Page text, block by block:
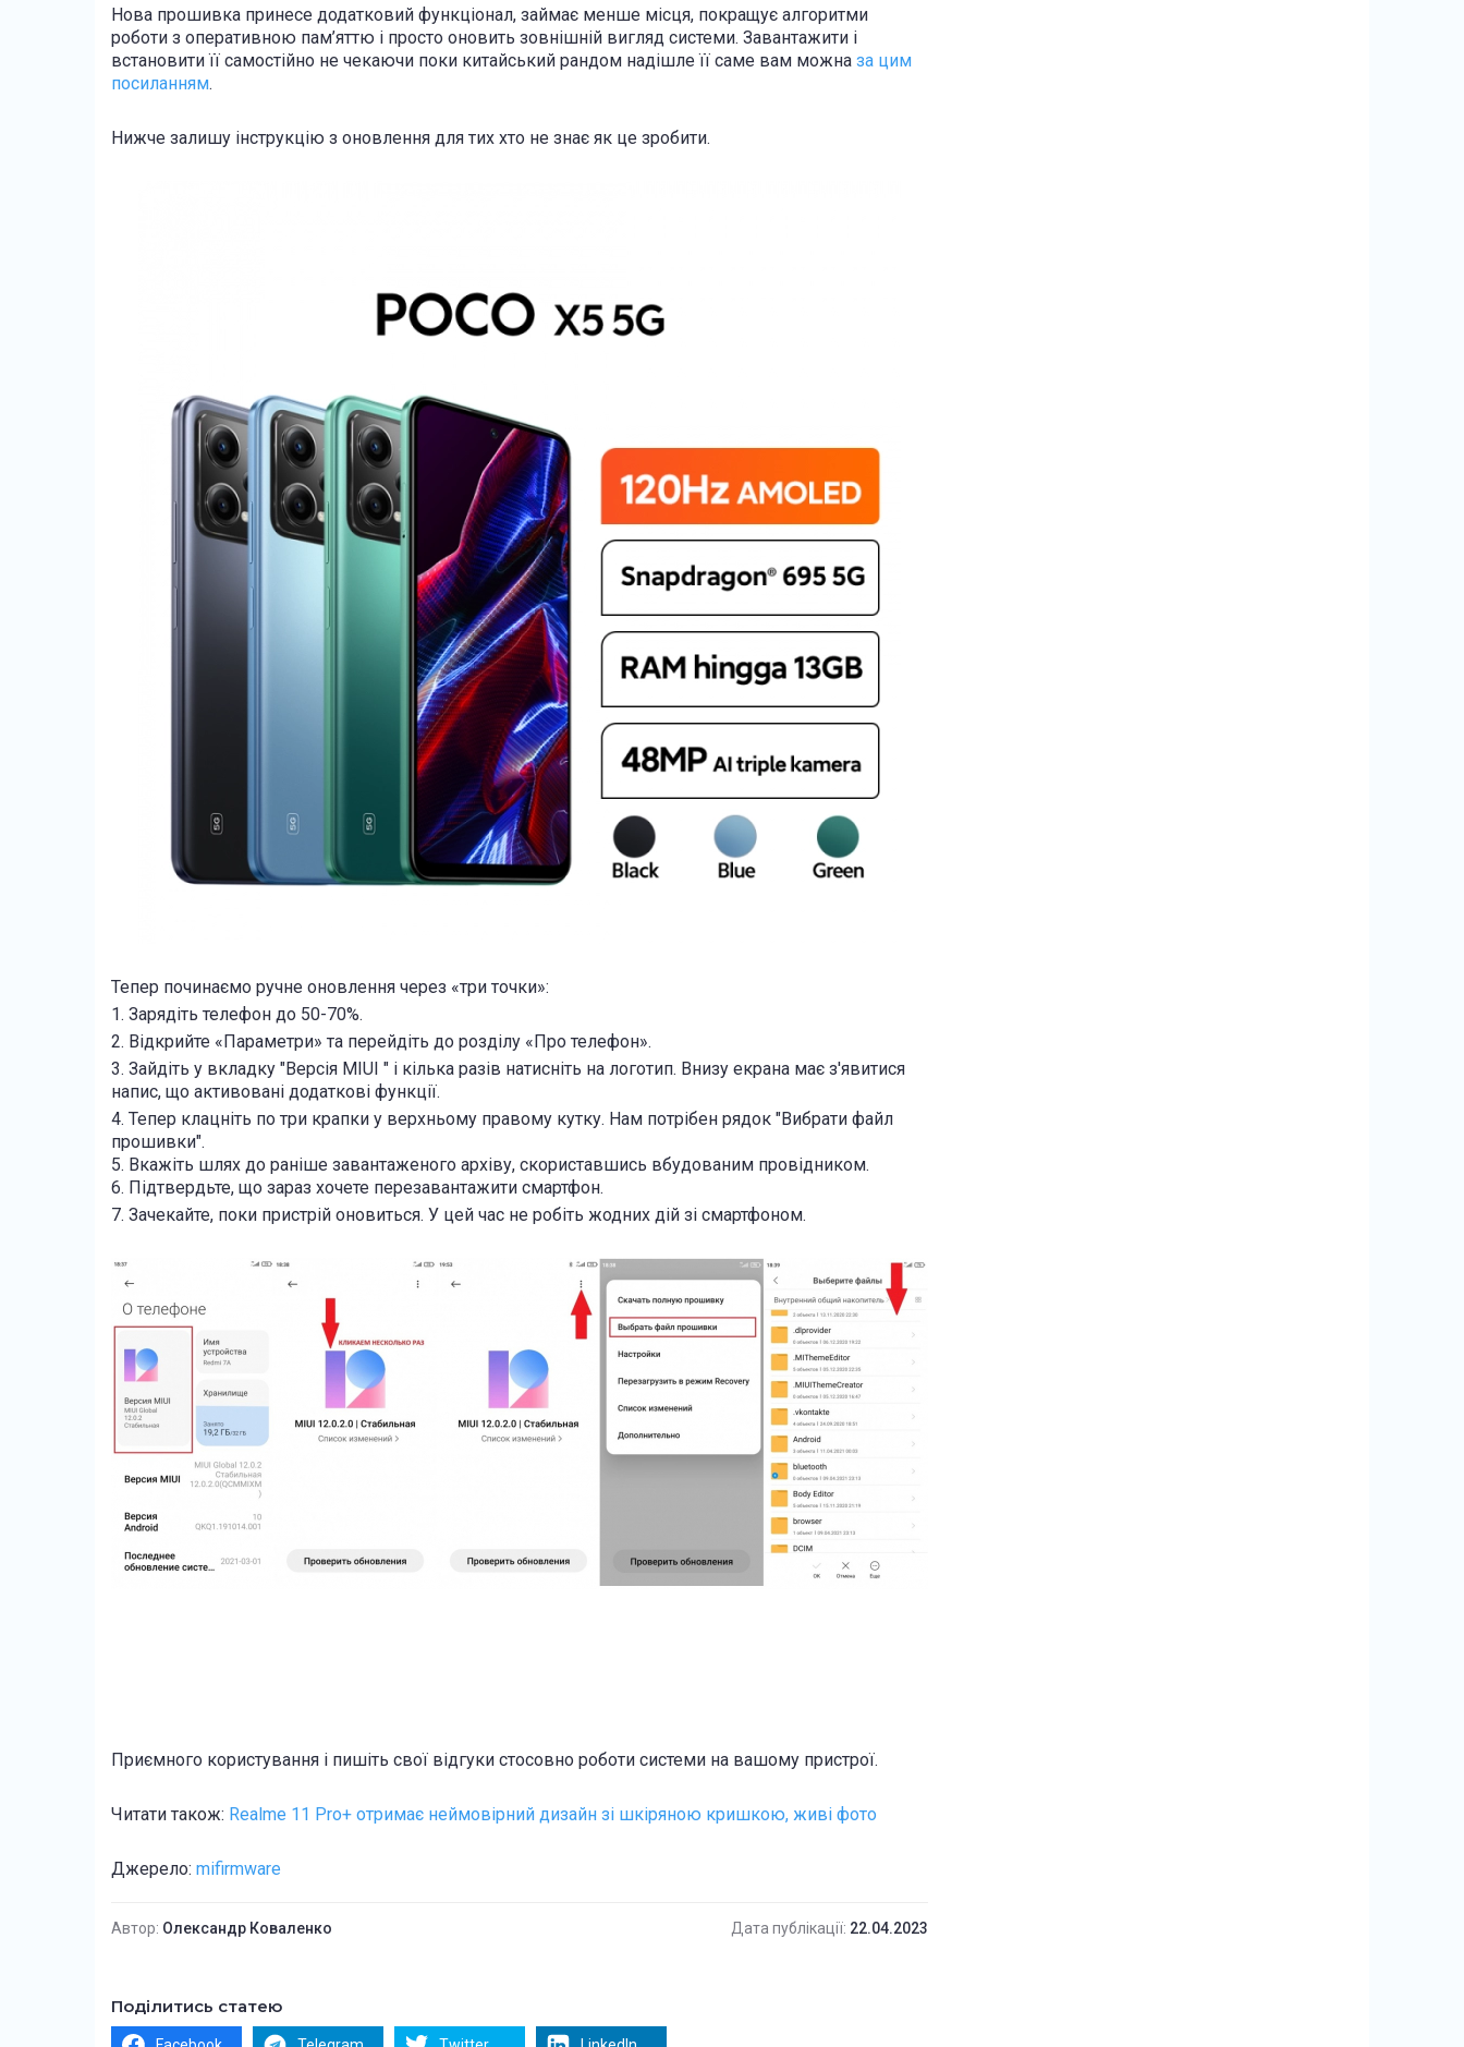
Нова прошивка принесе додатковий функціонал, займає менше місця, покращує алгоритми
роботи з оперативною пам’яттю і просто оновить зовнішній вигляд системи. Завантажити і
встановити її самостійно не чекаючи поки китайський рандом надішле її саме вам можна за цим
посиланням.
Нижче залишу інструкцію з оновлення для тих хто не знає як це зробити.
Тепер починаємо ручне оновлення через «три точки»:
1. Зарядіть телефон до 50-70%.
2. Відкрийте «Параметри» та перейдіть до розділу «Про телефон».
3. Зайдіть у вкладку "Версія MIUI " і кілька разів натисніть на логотип. Внизу екрана має з'явитися
напис, що активовані додаткові функції.
4. Тепер клацніть по три крапки у верхньому правому кутку. Нам потрібен рядок "Вибрати файл
прошивки".
5. Вкажіть шлях до раніше завантаженого архіву, скориставшись вбудованим провідником.
6. Підтвердьте, що зараз хочете перезавантажити смартфон.
7. Зачекайте, поки пристрій оновиться. У цей час не робіть жодних дій зі смартфоном.
Приємного користування і пишіть свої відгуки стосовно роботи системи на вашому пристрої.
Читати також: Realme 11 Pro+ отримає неймовірний дизайн зі шкіряною кришкою, живі фото
Джерело: mifirmware
Автор: Олександр Коваленко Дата публікації: 22.04.2023
Поділитись статею